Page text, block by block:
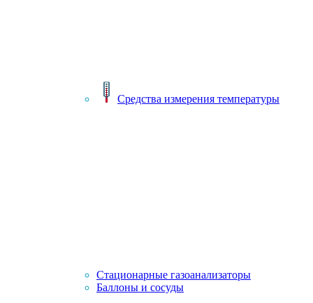
Средства измерения температуры
Стационарные газоанализаторы
Баллоны и сосуды